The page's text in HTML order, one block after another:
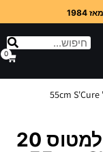
0
טרולי סמסונייט לעליה למטוס 20 אינצ' 55cm S'Cure
טרולי סמסונייט לעליה למטוס 20